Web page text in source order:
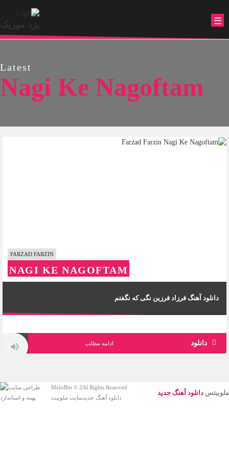
☰
Latest
Nagi Ke Nagoftam
NAGI KE NAGOFTAM
FARZAD FARZIN
دانلود آهنگ فرزاد فرزین نگی که نگفتم
0 + پخش 290168 دانلود ادامه مطلب
ملوبیتس دانلود آهنگ جدید
MeloBits © 2Al Rights Reserved
دانلود آهنگ جدیدسایت ملوبیت